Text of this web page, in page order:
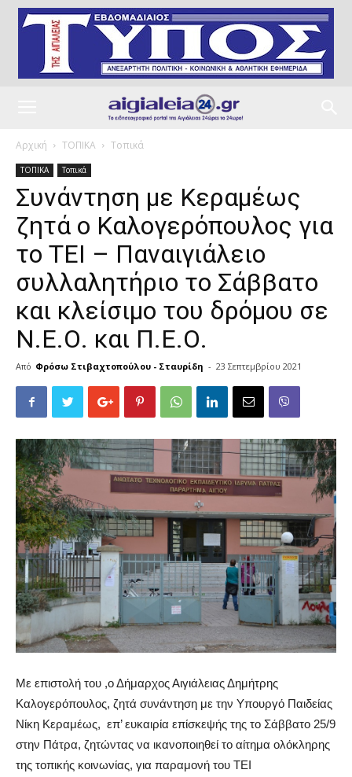
Αρχική ΤΟΠΙΚΑ Τοπικά
ΤΟΠΙΚΑ Τοπικά
Συνάντηση με Κεραμέως
ζητά ο Καλογερόπουλος για
το ΤΕΙ – Παναιγιάλειο
συλλαλητήριο το Σάββατο
και κλείσιμο του δρόμου σε
Ν.Ε.Ο. και Π.Ε.Ο.
Από Φρόσω Στιβαχτοπούλου - Σταυρίδη - 23 Σεπτεμβρίου 2021
Με επιστολή του ,ο Δήμαρχος Αιγιάλειας Δημήτρης
Καλογερόπουλος, ζητά συνάντηση με την Υπουργό Παιδείας
Νίκη Κεραμέως, επ’ ευκαιρία επίσκεψής της το Σάββατο 25/9
στην Πάτρα, ζητώντας να ικανοποιηθεί το αίτημα ολόκληρης
της τοπικής κοινωνίας, για παραμονή του ΤΕΙ